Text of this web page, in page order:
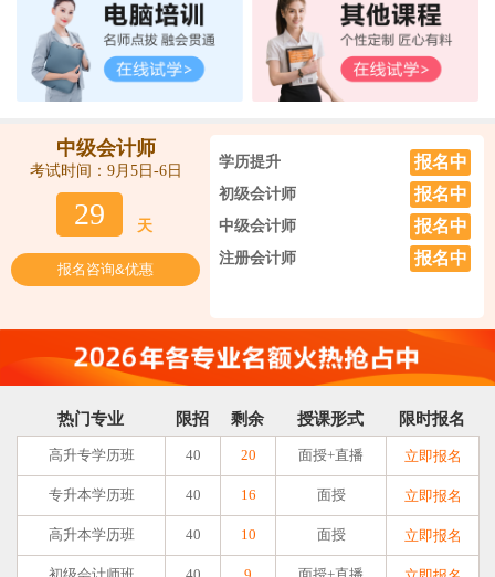
中级会计师
考试时间：9月5日-6日
29 天
报名咨询&优惠
学历提升 报名中
初级会计师 报名中
中级会计师 报名中
注册会计师 报名中
热门专业 限招 剩余 授课形式 限时报名
高升专学历班 40 20 面授+直播 立即报名
专升本学历班 40 16 面授 立即报名
高升本学历班 40 10 面授 立即报名